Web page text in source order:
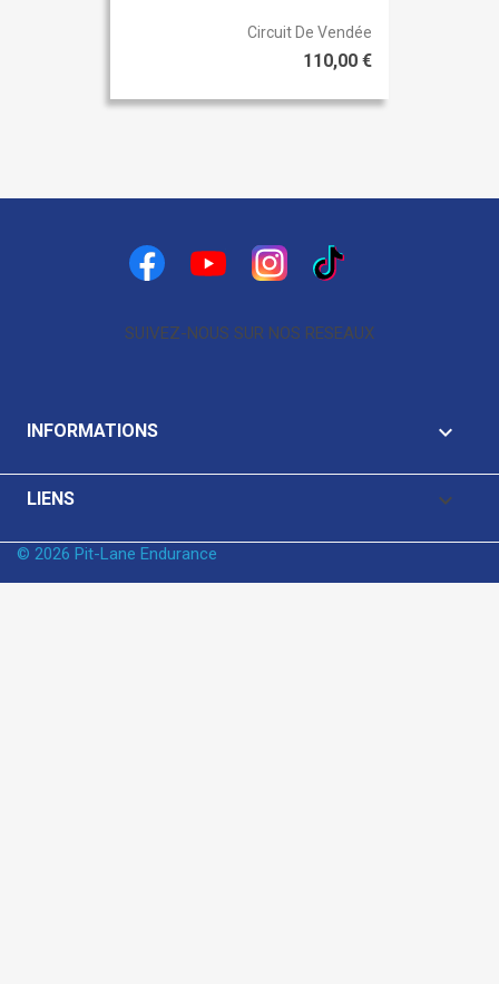
Circuit De Vendée
110,00 €
Facebook YouTube Instagram
SUIVEZ-NOUS SUR NOS RESEAUX
INFORMATIONS keyboard_arrow_down
LIENS 
© 2026 Pit-Lane Endurance